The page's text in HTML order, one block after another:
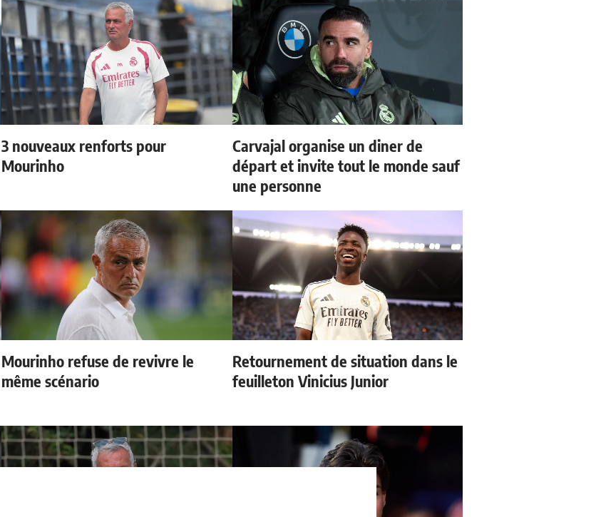
3 nouveaux renforts pour
Mourinho
Carvajal organise un diner de
départ et invite tout le monde sauf
une personne
Mourinho refuse de revivre le
même scénario
Retournement de situation dans le
feuilleton Vinicius Junior